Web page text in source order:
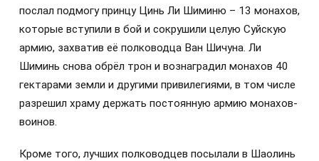
послал подмогу принцу Цинь Ли Шиминю – 13 монахов,
которые вступили в бой и сокрушили целую Суйскую
армию, захватив её полководца Ван Шичуна. Ли
Шиминь снова обрёл трон и вознаградил монахов 40
гектарами земли и другими привилегиями, в том числе
разрешил храму держать постоянную армию монахов-
воинов.
Кроме того, лучших полководцев посылали в Шаолинь